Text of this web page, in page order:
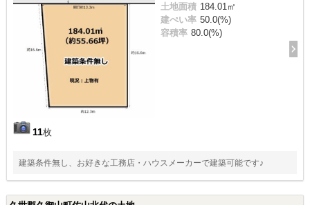
11枚
土地面積 184.01㎡
建ぺい率 50.0(%)
容積率 80.0(%)
建築条件無し、お好きな工務店・ハウスメーカーで建築可能です♪